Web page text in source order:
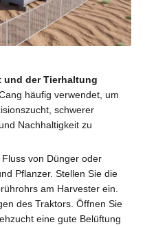
und der Tierhaltung
häufig verwendet, um
schwerer
Nachhaltigkeit zu
von Dünger oder
Pflanzer. Stellen Sie die
am Harvester ein.
des Traktors. Öffnen Sie
eine gute Belüftung